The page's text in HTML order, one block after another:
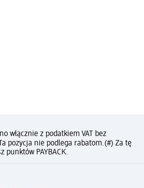
włącznie z podatkiem VAT bez
pozycja nie podlega rabatom.(#) Za tę
punktów PAYBACK.